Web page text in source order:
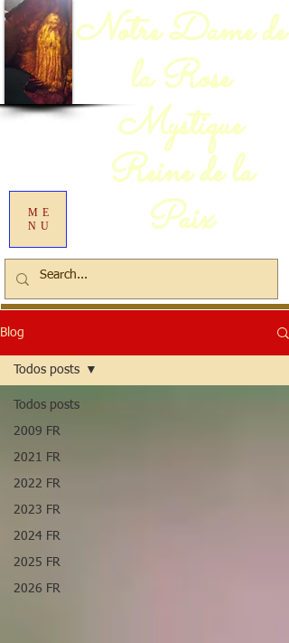
ME
NU
Notre Dame de
la Rose
Mystique
Reine de la
Paix
Blog
Todos posts
2009 FR
2021 FR
2022 FR
2023 FR
2024 FR
2025 FR
2026 FR
Todos posts